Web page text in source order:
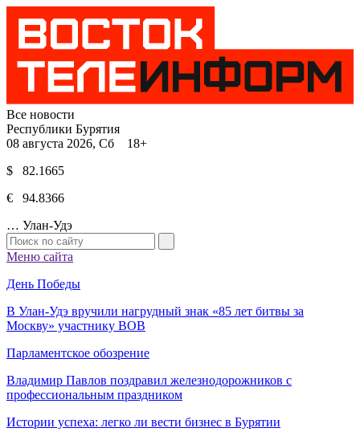
Все новости
Республики Бурятия
08 августа 2026, Сб 18+
$ 82.1665
€ 94.8366
… Улан-Удэ
Меню сайта
День Победы
В Улан-Удэ вручили нагрудный знак «85 лет битвы за
Москву» участнику ВОВ
Парламентское обозрение
Владимир Павлов поздравил железнодорожников с
профессиональным праздником
Истории успеха: легко ли вести бизнес в Бурятии